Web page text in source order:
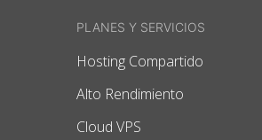
PLANES Y SERVICIOS
Hosting Compartido
Alto Rendimiento
Cloud VPS